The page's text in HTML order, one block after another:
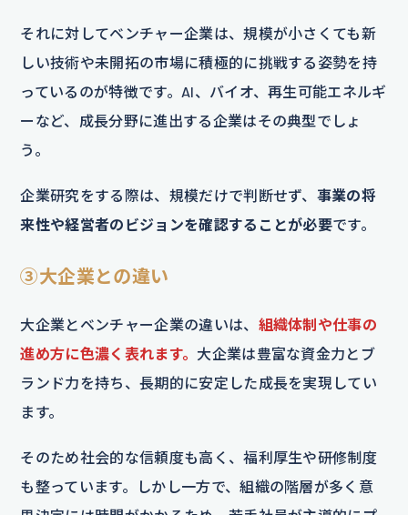
それに対してベンチャー企業は、規模が小さくても新
しい技術や未開拓の市場に積極的に挑戦する姿勢を持
っているのが特徴です。AI、バイオ、再生可能エネルギ
ーなど、成長分野に進出する企業はその典型でしょ
う。
企業研究をする際は、規模だけで判断せず、 事業の将
来性や経営者のビジョンを確認することが必要です。
③大企業との違い
大企業とベンチャー企業の違いは、 組織体制や仕事の
進め方に色濃く表れます。 大企業は豊富な資金力とブ
ランド力を持ち、長期的に安定した成長を実現してい
ます。
そのため社会的な信頼度も高く、福利厚生や研修制度
も整っています。しかし一方で、組織の階層が多く意